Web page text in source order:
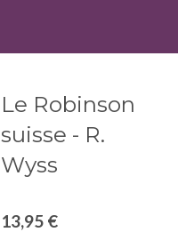
Le Robinson
suisse - R.
Wyss
13,95 €